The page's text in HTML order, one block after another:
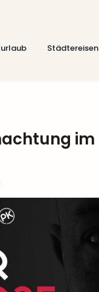
Städtereisen
im